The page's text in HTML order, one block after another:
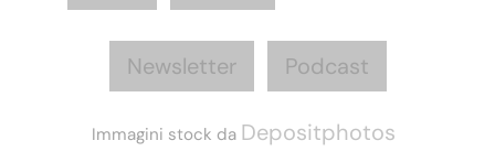
Newsletter Podcast
Immagini stock da Depositphotos